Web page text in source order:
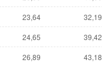
23,64 32,19
24,65 39,42
26,89 43,18